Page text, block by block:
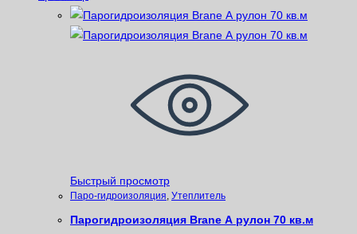
Быстрый просмотр
Паро-гидроизоляция, Утеплитель
Парогидроизоляция Brane А рулон 70 кв.м